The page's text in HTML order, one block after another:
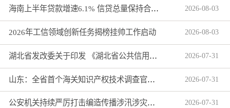
海南上半年贷款增速6.1% 信贷总量保持合理平稳增长 2026-08-03
2026年工信领域创新任务揭榜挂帅工作启动 2026-08-03
湖北省发改委关于印发 《湖北省公共信用信息目录（2026年版）》的通知 2026-07-31
山东：全省首个海关知识产权技术调查官制度落地济南自贸片区 2026-07-31
公安机关持续严厉打击编造传播涉汛涉灾网络谣言 2026-07-31